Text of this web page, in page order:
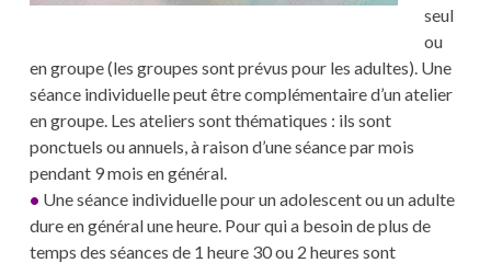
seul
ou
en groupe (les groupes sont prévus pour les adultes). Une
séance individuelle peut être complémentaire d’un atelier
en groupe. Les ateliers sont thématiques : ils sont
ponctuels ou annuels, à raison d’une séance par mois
pendant 9 mois en général.
• Une séance individuelle pour un adolescent ou un adulte
dure en général une heure. Pour qui a besoin de plus de
temps des séances de 1 heure 30 ou 2 heures sont